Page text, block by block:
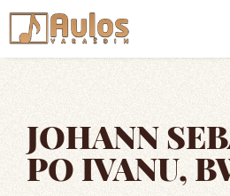
JOHANN
PO IVANU,